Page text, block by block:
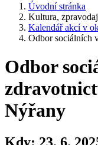
Úvodní stránka
Kultura, zpravodaj
Kalendář akcí v
Odbor sociálních
Odbor
Nýřany
Kdy: 23. 6.